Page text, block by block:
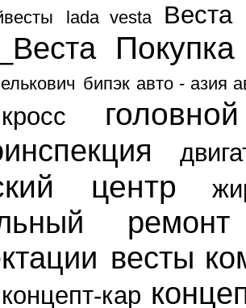
lada vesta
бипэк авто - азия
центр
ремонт
весты
концепт-кар